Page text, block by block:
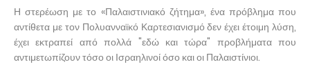
Η στερέωση με το «Παλαιστινιακό ζήτημα», ένα πρόβλημα που
αντίθετα με τον Πολυανναϊκό Καρτεσιανισμό δεν έχει έτοιμη λύση,
έχει εκτραπεί από πολλά "εδώ και τώρα" προβλήματα που
αντιμετωπίζουν τόσο οι Ισραηλινοί όσο και οι Παλαιστίνιοι.